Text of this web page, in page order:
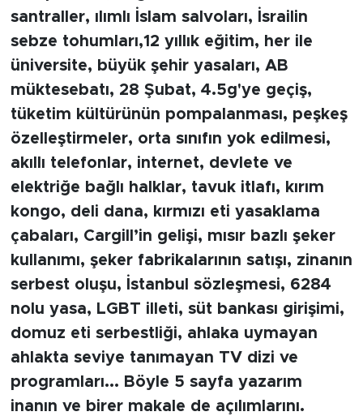
santraller, ılımlı İslam salvoları, İsrailin
sebze tohumları,12 yıllık eğitim, her ile
üniversite, büyük şehir yasaları, AB
müktesebatı, 28 Şubat, 4.5g'ye geçiş,
tüketim kültürünün pompalanması, peşkeş
özelleştirmeler, orta sınıfın yok edilmesi,
akıllı telefonlar, internet, devlete ve
elektriğe bağlı halklar, tavuk itlafı, kırım
kongo, deli dana, kırmızı eti yasaklama
çabaları, Cargill’in gelişi, mısır bazlı şeker
kullanımı, şeker fabrikalarının satışı, zinanın
serbest oluşu, İstanbul sözleşmesi, 6284
nolu yasa, LGBT illeti, süt bankası girişimi,
domuz eti serbestliği, ahlaka uymayan
ahlakta seviye tanımayan TV dizi ve
programları... Böyle 5 sayfa yazarım
inanın ve birer makale de açılımlarını.